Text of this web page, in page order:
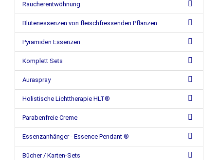
Raucherentwöhnung
Blütenessenzen von fleischfressenden Pflanzen
Pyramiden Essenzen
Komplett Sets
Auraspray
Holistische Lichttherapie HLT®
Parabenfreie Creme
Essenzanhänger - Essence Pendant ®
Bücher / Karten-Sets